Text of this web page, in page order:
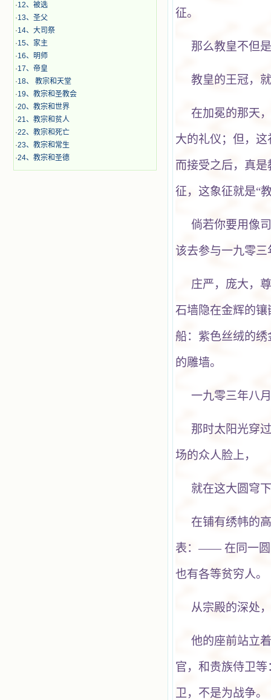
·12、被选
·13、圣父
·14、大司祭
·15、家主
·16、明师
·17、帝皇
·18、 教宗和天堂
·19、教宗和圣教会
·20、教宗和世界
·21、教宗和贫人
·22、教宗和死亡
·23、教宗和常生
·24、教宗和圣德
征。
那么教皇不但
教皇的王冠，
在加冕的那天
大的礼仪；但，
而接受之后，真
征，这象征就是“
倘若你要用像
该去参与一九零
庄严，庞大，
石墙隐在金辉的
船：紫色丝绒的
的雕墙。
一九零三年八
那时太阳光穿
场的众人脸上，
就在这大圆穹
在铺有绣帏的
表：—— 在同一圆
也有各等贫穷人。
从宗殿的深处
他的座前站立
官，和贵族侍卫
卫，不是为战争。